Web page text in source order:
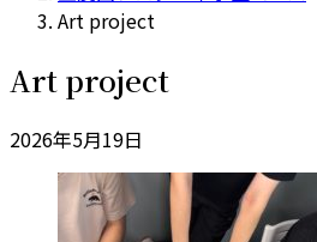
Art project
Art project
2026年5月19日